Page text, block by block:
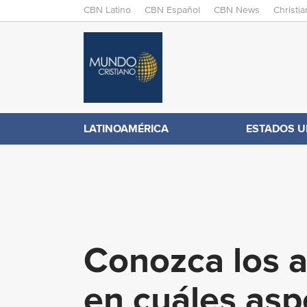
M
N
E
CBN Latino CBN Español CBN News
C
B
N
.
m
LATINOAMÉRICA ESTADOS
Conozca los